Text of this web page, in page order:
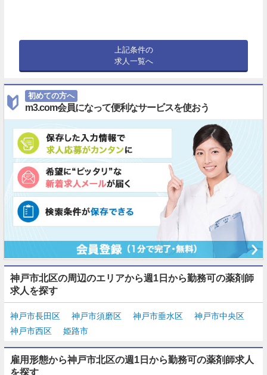
上記条件の
求人一覧へ
初めての方へ
m3.com会員になって便利なサービスを使おう
神戸市北区の周辺のエリアから週1日から勤務可の薬剤師
求人を探す
神戸市長田区 神戸市須磨区 神戸市垂水区
神戸市中央区
神戸市西区
姫路市
雇用形態から神戸市北区の週1日から勤務可の薬剤師求人
を探す